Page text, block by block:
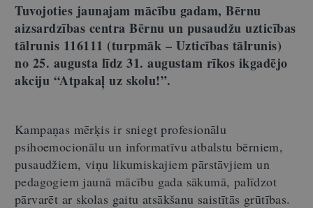
Tuvojoties jaunajam mācību gadam, Bērnu
aizsardzības centra Bērnu un pusaudžu uzticības
tālrunis 116111 (turpmāk – Uzticības tālrunis)
no 25. augusta līdz 31. augustam rīkos ikgadējo
akciju “Atpakaļ uz skolu!”.
Kampaņas mērķis ir sniegt profesionālu
psihoemocionālu un informatīvu atbalstu bērniem,
pusaudžiem, viņu likumiskajiem pārstāvjiem un
pedagogiem jaunā mācību gada sākumā, palīdzot
pārvarēt ar skolas gaitu atsākšanu saistītās grūtības.